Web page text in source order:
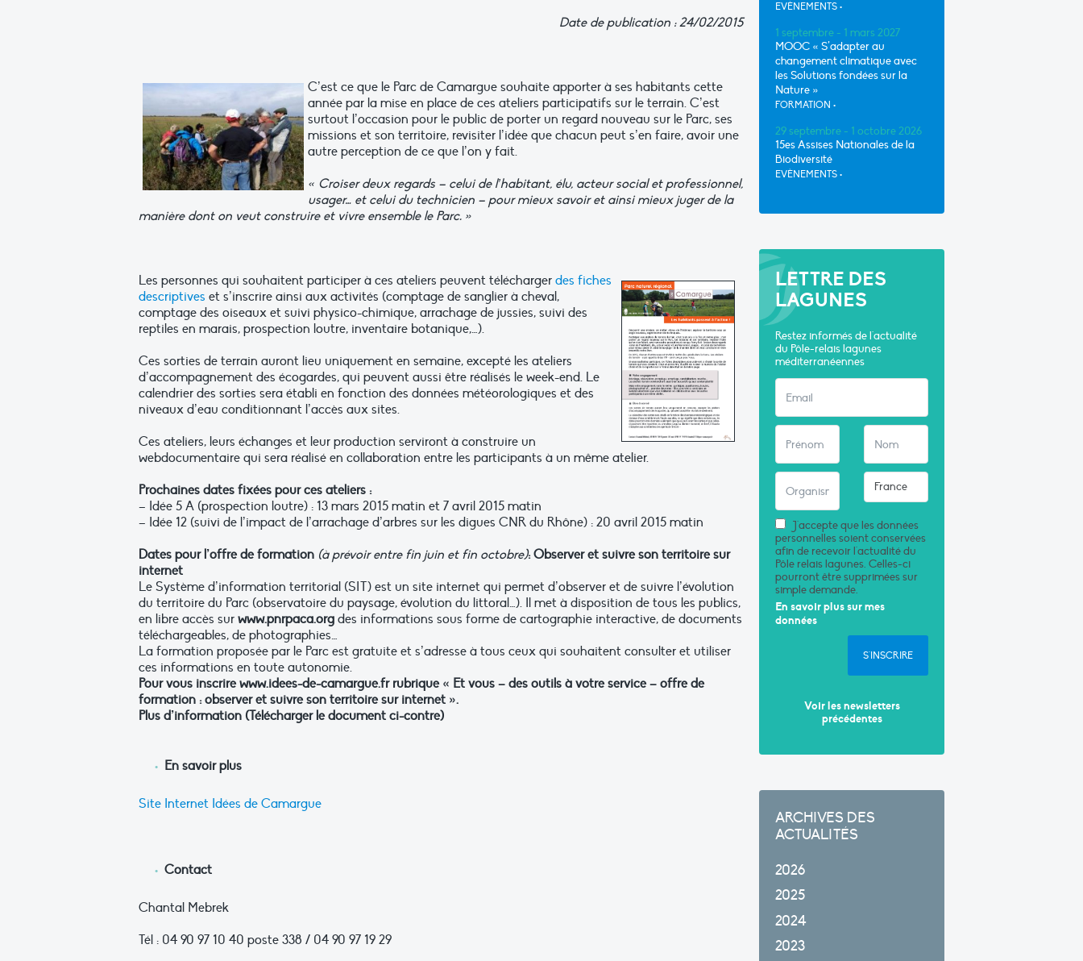
Date de publication : 24/02/2015
C’est ce que le Parc de Camargue souhaite apporter à ses habitants cette
année par la mise en place de ces ateliers participatifs sur le terrain. C’est
surtout l’occasion pour le public de porter un regard nouveau sur le Parc, ses
missions et son territoire, revisiter l’idée que chacun peut s’en faire, avoir une
autre perception de ce que l’on y fait.
« Croiser deux regards – celui de l’habitant, élu, acteur social et professionnel,
usager… et celui du technicien – pour mieux savoir et ainsi mieux juger de la
manière dont on veut construire et vivre ensemble le Parc. »
Les personnes qui souhaitent participer à ces ateliers peuvent télécharger des fiches
descriptives et s’inscrire ainsi aux activités (comptage de sanglier à cheval,
comptage des oiseaux et suivi physico-chimique, arrachage de jussies, suivi des
reptiles en marais, prospection loutre, inventaire botanique,…).
Ces sorties de terrain auront lieu uniquement en semaine, excepté les ateliers
d’accompagnement des écogardes, qui peuvent aussi être réalisés le week-end. Le
calendrier des sorties sera établi en fonction des données météorologiques et des
niveaux d’eau conditionnant l’accès aux sites.
Ces ateliers, leurs échanges et leur production serviront à construire un
webdocumentaire qui sera réalisé en collaboration entre les participants à un même atelier.
Prochaines dates fixées pour ces ateliers :
– Idée 5 A (prospection loutre) : 13 mars 2015 matin et 7 avril 2015 matin
– Idée 12 (suivi de l’impact de l’arrachage d’arbres sur les digues CNR du Rhône) : 20 avril 2015 matin
Dates pour l’offre de formation (à prévoir entre fin juin et fin octobre): Observer et suivre son territoire sur
internet
Le Système d’information territorial (SIT) est un site internet qui permet d’observer et de suivre l’évolution
du territoire du Parc (observatoire du paysage, évolution du littoral…). Il met à disposition de tous les publics,
en libre accès sur www.pnrpaca.org des informations sous forme de cartographie interactive, de documents
téléchargeables, de photographies…
La formation proposée par le Parc est gratuite et s’adresse à tous ceux qui souhaitent consulter et utiliser
ces informations en toute autonomie.
Pour vous inscrire www.idees-de-camargue.fr rubrique « Et vous – des outils à votre service – offre de
formation : observer et suivre son territoire sur internet ».
Plus d’information (Télécharger le document ci-contre)
En savoir plus
Site Internet Idées de Camargue
Contact
Chantal Mebrek
Tél : 04 90 97 10 40 poste 338 / 04 90 97 19 29
EVÈNEMENTS •
1 septembre - 1 mars 2027
MOOC « S’adapter au
changement climatique avec
les Solutions fondées sur la
Nature »
FORMATION •
29 septembre - 1 octobre 2026
15es Assises Nationales de la
Biodiversité
EVÈNEMENTS •
LETTRE DES
LAGUNES
Restez informés de l'actualité
du Pôle-relais lagunes
méditerranéennes
J'accepte que les données
personnelles soient conservées
afin de recevoir l'actualité du
Pôle relais lagunes. Celles-ci
pourront être supprimées sur
simple demande.
En savoir plus sur mes
données
S'INSCRIRE
Voir les newsletters
précédentes
ARCHIVES DES
ACTUALITÉS
2026
2025
2024
2023